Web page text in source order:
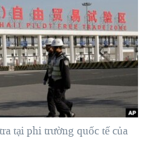
CỦA MỸ: QUÁ KHỨ VÀ HIỆN
TẠI DẢI GAZA
ĐƯỜNG
tại phi trường quốc tế của